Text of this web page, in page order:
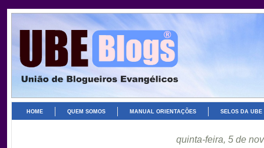
HOME QUEM SOMOS MANUAL ORIENTAÇÕES SELOS DA UBE
quinta-feira, 5 de